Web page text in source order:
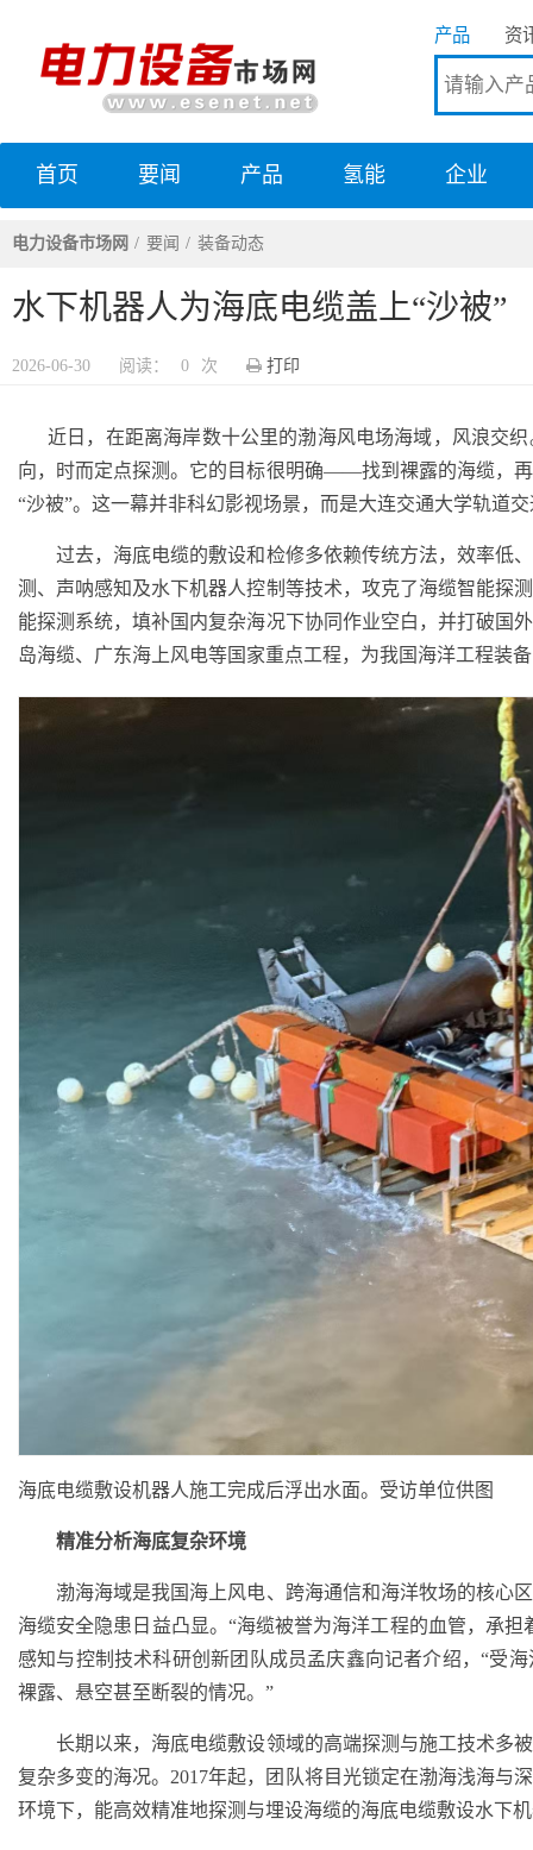
产品 资
首页 要闻 产品 氢能 企业
电力设备市场网 要闻 装备动态
水下机器人为海底电缆盖上“沙被”
2026-06-30 阅读： 0 次 打印
近日，在距离海岸数十公里的渤海风电场海域，风浪交
向，时而定点探测。它的目标很明确——找到裸露的海缆，
“沙被”。这一幕并非科幻影视场景，而是大连交通大学轨道
过去，海底电缆的敷设和检修多依赖传统方法，效率低
测、声呐感知及水下机器人控制等技术，攻克了海缆智能探
能探测系统，填补国内复杂海况下协同作业空白，并打破国
岛海缆、广东海上风电等国家重点工程，为我国海洋工程装
海底电缆敷设机器人施工完成后浮出水面。受访单位供图
精准分析海底复杂环境
渤海海域是我国海上风电、跨海通信和海洋牧场的核心
海缆安全隐患日益凸显。“海缆被誉为海洋工程的血管，承
感知与控制技术科研创新团队成员孟庆鑫向记者介绍，“受
裸露、悬空甚至断裂的情况。”
长期以来，海底电缆敷设领域的高端探测与施工技术多
复杂多变的海况。2017年起，团队将目光锁定在渤海浅海与
环境下，能高效精准地探测与埋设海缆的海底电缆敷设水下